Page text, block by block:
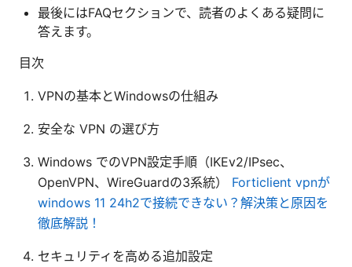
最後にはFAQセクションで、読者のよくある疑問に
答えます。
目次
VPNの基本とWindowsの仕組み
安全な VPN の選び方
Windows でのVPN設定手順（IKEv2/IPsec、
OpenVPN、WireGuardの3系統） Forticlient vpnが
windows 11 24h2で接続できない？解決策と原因を
徹底解説！
セキュリティを高める追加設定